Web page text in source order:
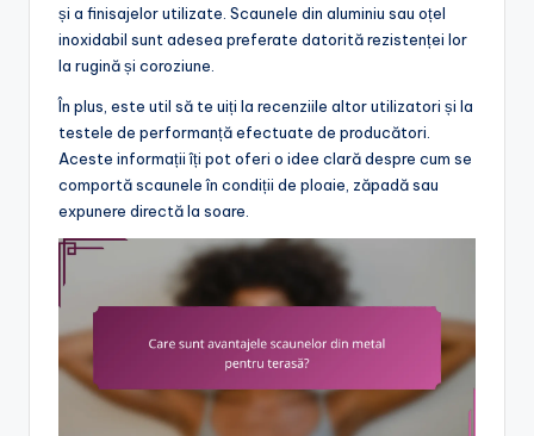
și a finisajelor utilizate. Scaunele din aluminiu sau oțel
inoxidabil sunt adesea preferate datorită rezistenței lor
la rugină și coroziune.
În plus, este util să te uiți la recenziile altor utilizatori și la
testele de performanță efectuate de producători.
Aceste informații îți pot oferi o idee clară despre cum se
comportă scaunele în condiții de ploaie, zăpadă sau
expunere directă la soare.